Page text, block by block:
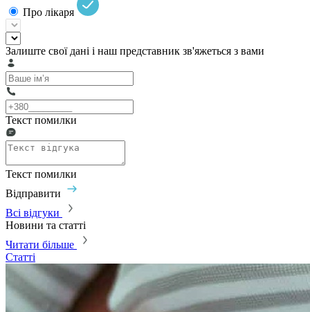
Про лікаря
Залиште свої дані і наш представник зв'яжеться з вами
Текст помилки
Текст помилки
Відправити
Всі відгуки
Новини та статті
Читати більше
Статті